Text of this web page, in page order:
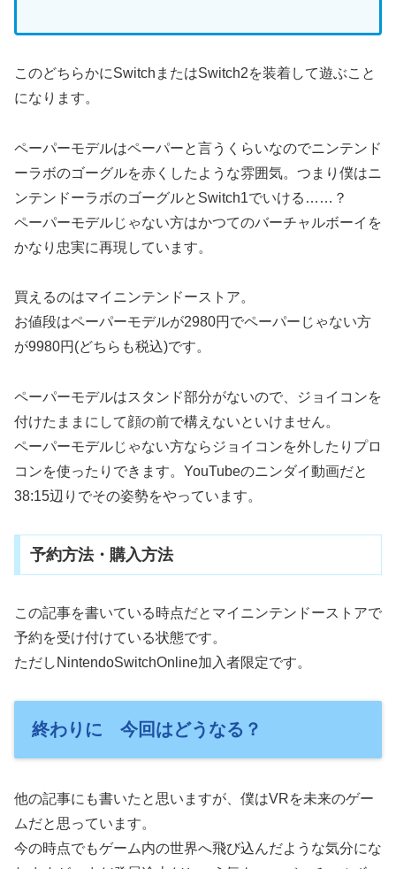
このどちらかにSwitchまたはSwitch2を装着して遊ぶこと
になります。
ペーパーモデルはペーパーと言うくらいなのでニンテンド
ーラボのゴーグルを赤くしたような雰囲気。つまり僕はニ
ンテンドーラボのゴーグルとSwitch1でいける……？
ペーパーモデルじゃない方はかつてのバーチャルボーイを
かなり忠実に再現しています。
買えるのはマイニンテンドーストア。
お値段はペーパーモデルが2980円でペーパーじゃない方
が9980円(どちらも税込)です。
ペーパーモデルはスタンド部分がないので、ジョイコンを
付けたままにして顔の前で構えないといけません。
ペーパーモデルじゃない方ならジョイコンを外したりプロ
コンを使ったりできます。YouTubeのニンダイ動画だと
38:15辺りでその姿勢をやっています。
予約方法・購入方法
この記事を書いている時点だとマイニンテンドーストアで
予約を受け付けている状態です。
ただしNintendoSwitchOnline加入者限定です。
終わりに 今回はどうなる？
他の記事にも書いたと思いますが、僕はVRを未来のゲー
ムだと思っています。
今の時点でもゲーム内の世界へ飛び込んだような気分にな